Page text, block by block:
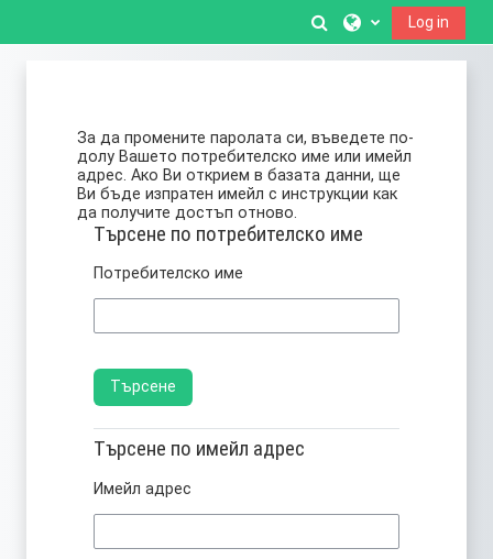
Превключване
Log in
За да промените паролата си, въведете по-
долу Вашето потребителско име или имейл
адрес. Ако Ви открием в базата данни, ще
Ви бъде изпратен имейл с инструкции как
да получите достъп отново.
Търсене по потребителско име
Търсене по потребителско име
Потребителско име
Търсене по имейл адрес
Търсене по имейл адрес
Имейл адрес